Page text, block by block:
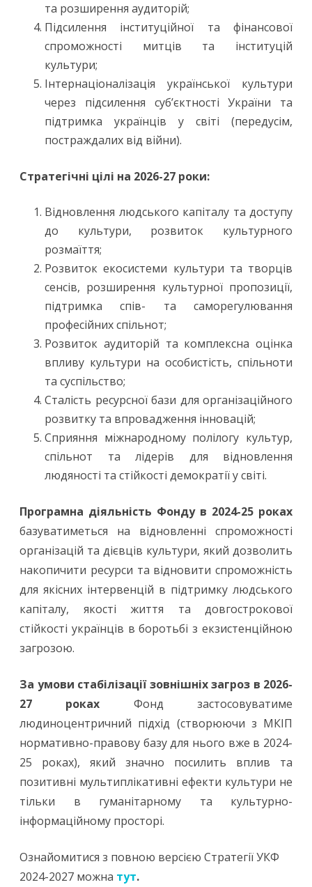
та розширення аудиторій;
Підсилення інституційної та фінансової
спроможності митців та інституцій
культури;
Інтернаціоналізація української культури
через підсилення суб’єктності України та
підтримка українців у світі (передусім,
постраждалих від війни).
Стратегічні цілі на 2026-27 роки:
Відновлення людського капіталу та доступу
до культури, розвиток культурного
розмаїття;
Розвиток екосистеми культури та творців
сенсів, розширення культурної пропозиції,
підтримка спів- та саморегулювання
професійних спільнот;
Розвиток аудиторій та комплексна оцінка
впливу культури на особистість, спільноти
та суспільство;
Сталість ресурсної бази для організаційного
розвитку та впровадження інновацій;
Сприяння міжнародному полілогу культур,
спільнот та лідерів для відновлення
людяності та стійкості демократії у світі.
Програмна діяльність Фонду в 2024-25 роках
базуватиметься на відновленні спроможності
організацій та дієвців культури, який дозволить
накопичити ресурси та відновити спроможність
для якісних інтервенцій в підтримку людського
капіталу, якості життя та довгострокової
стійкості українців в боротьбі з екзистенційною
загрозою.
За умови стабілізації зовнішніх загроз в 2026-
27 роках Фонд застосовуватиме
людиноцентричний підхід (створюючи з МКІП
нормативно-правову базу для нього вже в 2024-
25 роках), який значно посилить вплив та
позитивні мультиплікативні ефекти культури не
тільки в гуманітарному та культурно-
інформаційному просторі.
Ознайомитися з повною версією Стратегії УКФ
2024-2027 можна тут.